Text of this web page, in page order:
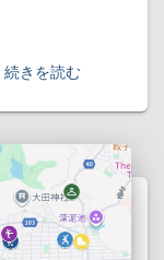
続きを読む